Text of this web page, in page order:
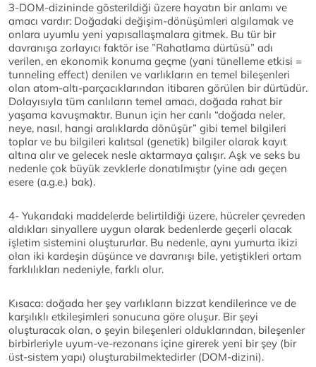
3-DOM-dizininde gösterildiği üzere hayatın bir anlamı ve
amacı vardır: Doğadaki değişim-dönüşümleri algılamak ve
onlara uyumlu yeni yapısallaşmalara gitmek. Bu tür bir
davranışa zorlayıcı faktör ise ”Rahatlama dürtüsü” adı
verilen, en ekonomik konuma geçme (yani tünelleme etkisi =
tunneling effect) denilen ve varlıkların en temel bileşenleri
olan atom-altı-parçacıklarından itibaren görülen bir dürtüdür.
Dolayısıyla tüm canlıların temel amacı, doğada rahat bir
yaşama kavuşmaktır. Bunun için her canlı “doğada neler,
neye, nasıl, hangi aralıklarda dönüşür” gibi temel bilgileri
toplar ve bu bilgileri kalıtsal (genetik) bilgiler olarak kayıt
altına alır ve gelecek nesle aktarmaya çalışır. Aşk ve seks bu
nedenle çok büyük zevklerle donatılmıştır (yine adı geçen
esere (a.g.e.) bak).
4- Yukarıdaki maddelerde belirtildiği üzere, hücreler çevreden
aldıkları sinyallere uygun olarak bedenlerde geçerli olacak
işletim sistemini oluştururlar. Bu nedenle, aynı yumurta ikizi
olan iki kardeşin düşünce ve davranışı bile, yetiştikleri ortam
farklılıkları nedeniyle, farklı olur.
Kısaca: doğada her şey varlıkların bizzat kendilerince ve de
karşılıklı etkileşimleri sonucuna göre oluşur. Bir şeyi
oluşturacak olan, o şeyin bileşenleri olduklarından, bileşenler
birbirleriyle uyum-ve-rezonans içine girerek yeni bir şey (bir
üst-sistem yapı) oluşturabilmektedirler (DOM-dizini).